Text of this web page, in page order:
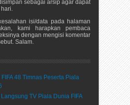
sebagai arsip agar dapat
isi/data pada halaman
kami harapkan pembaca
dengan mengisi komentar
Salam.
48 Timnas Peserta Piala
TV Piala Dunia FIFA